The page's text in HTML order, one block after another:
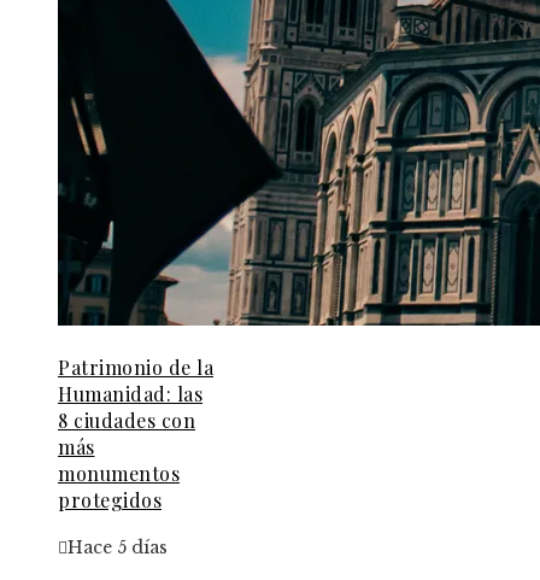
Patrimonio de la
Humanidad: las
8 ciudades con
más
monumentos
protegidos
Hace 5 días